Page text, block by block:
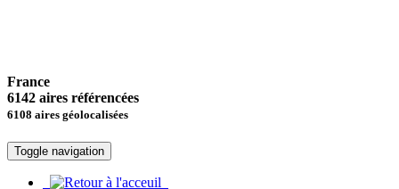
France
6142 aires référencées
6108 aires géolocalisées
Toggle navigation